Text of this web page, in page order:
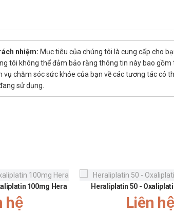
tạng do chủng nấm Aspergillus và Candida, nhiễm
dụng Nibean 100mg MD Pharco
:2 viên/lần/ngày, uống thuốc trong 7 ngày hoặc 1
hóa cao như ở nhiễm nấm ở lòng bàn chân, lòng
ở đường miệng – họng : 1 viên/lần/ngày dùng
nhiệm: Mục tiêu của chúng tôi là cung cấp cho
tôi không thể đảm bảo rằng thông tin này bao
vụ chăm sóc sức khỏe của bạn về các tương tác có
sử dụng.
100mg Hera
hệ
Heraliplatin 50 -
Liên hệ